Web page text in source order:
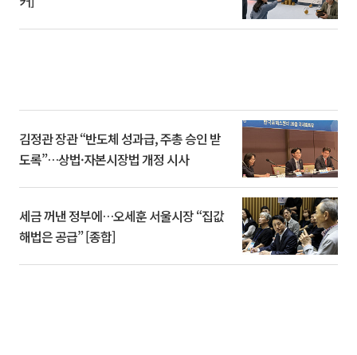
김정관 장관 “반도체 성과급, 주총 승인 받
도록”…상법·자본시장법 개정 시사
세금 꺼낸 정부에…오세훈 서울시장 “집값
해법은 공급” [종합]